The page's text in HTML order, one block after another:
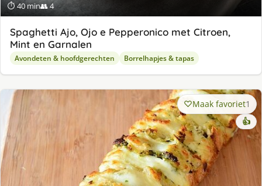
⏱ 40 min👥 4
Spaghetti Ajo, Ojo e Pepperonico met Citroen,
Mint en Garnalen
Avondeten & hoofdgerechten Borrelhapjes & tapas
Maak favoriet1
👍